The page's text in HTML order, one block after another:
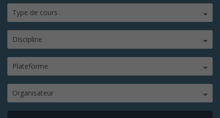
Type de cours
Discipline
Plateforme
Organisateur